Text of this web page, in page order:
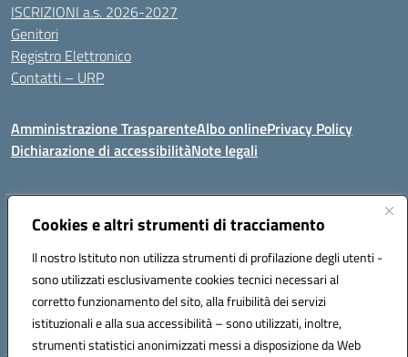
Cookies e altri strumenti di tracciamento
Il nostro Istituto non utilizza strumenti di profilazione degli utenti -
sono utilizzati esclusivamente cookies tecnici necessari al
corretto funzionamento del sito, alla fruibilità dei servizi
istituzionali e alla sua accessibilità – sono utilizzati, inoltre,
strumenti statistici anonimizzati messi a disposizione da Web
ISCRIZIONI a.s. 2026-2027
Genitori
Registro Elettronico
Contatti – URP
Amministrazione TrasparenteAlbo onlinePrivacy Policy
Dichiarazione di accessibilitàNote legali
Indirizzo:Via Tiziano, 50 - 60125 Ancona
Posta elettronica certificata (PEC):anic81600p@pec.istruzione.it
Codice fiscale: 93084460422
Codice meccanografico: ANIC81600P